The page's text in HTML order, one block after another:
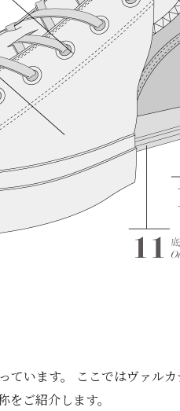
います。 ここではヴァル
ご紹介します。